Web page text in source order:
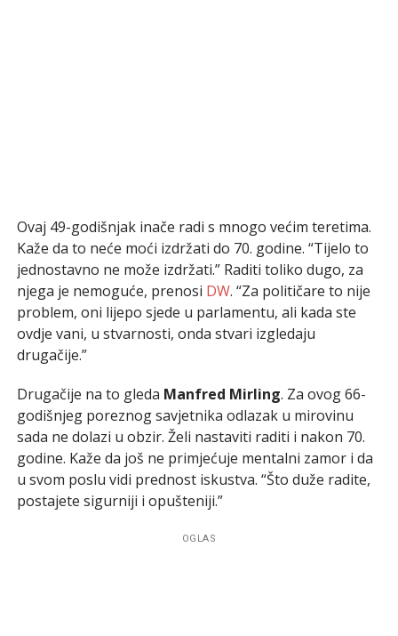
Ovaj 49-godišnjak inače radi s mnogo većim teretima.
Kaže da to neće moći izdržati do 70. godine. “Tijelo to
jednostavno ne može izdržati.” Raditi toliko dugo, za
njega je nemoguće, prenosi DW. “Za političare to nije
problem, oni lijepo sjede u parlamentu, ali kada ste
ovdje vani, u stvarnosti, onda stvari izgledaju
drugačije.”
Drugačije na to gleda Manfred Mirling. Za ovog 66-
godišnjeg poreznog savjetnika odlazak u mirovinu
sada ne dolazi u obzir. Želi nastaviti raditi i nakon 70.
godine. Kaže da još ne primjećuje mentalni zamor i da
u svom poslu vidi prednost iskustva. “Što duže radite,
postajete sigurniji i opušteniji.”
OGLAS